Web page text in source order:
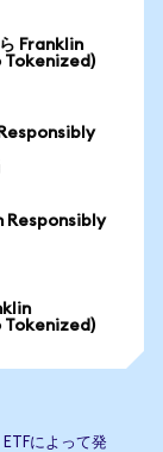
Franklin
Tokenized)
Responsibly
Tokenized)
によって発